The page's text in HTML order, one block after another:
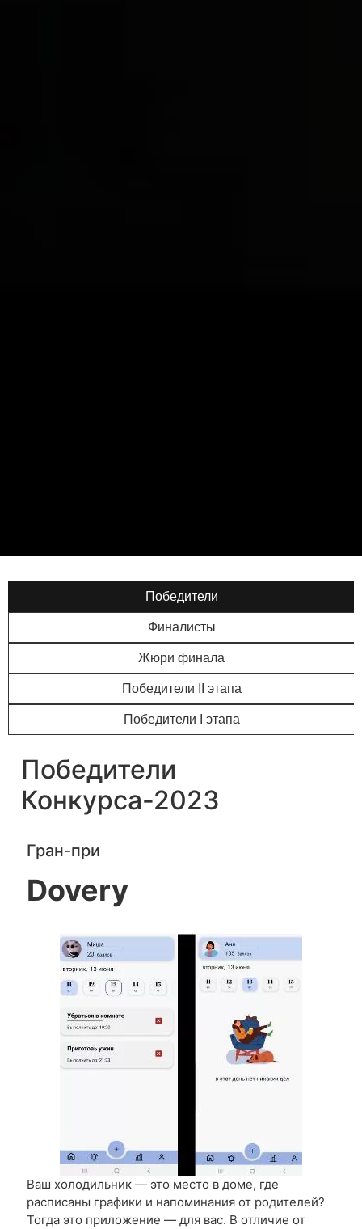
Победители
Финалисты
Жюри финала
Победители II этапа
Победители I этапа
Победители
Конкурса-2023
Гран-при
Dovery
Ваш холодильник — это место в доме, где
расписаны графики и напоминания от родителей?
Тогда это приложение — для вас. В отличие от